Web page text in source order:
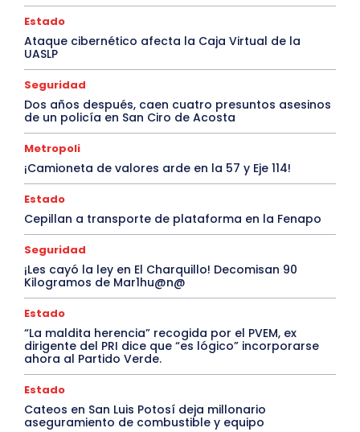
Estado
Ataque cibernético afecta la Caja Virtual de la
UASLP
Seguridad
Dos años después, caen cuatro presuntos asesinos
de un policía en San Ciro de Acosta
Metropoli
¡Camioneta de valores arde en la 57 y Eje 114!
Estado
Cepillan a transporte de plataforma en la Fenapo
Seguridad
¡Les cayó la ley en El Charquillo! Decomisan 90
Kilogramos de Mar1hu@n@
Estado
“La maldita herencia” recogida por el PVEM, ex
dirigente del PRI dice que “es lógico” incorporarse
ahora al Partido Verde.
Estado
Cateos en San Luis Potosí deja millonario
aseguramiento de combustible y equipo